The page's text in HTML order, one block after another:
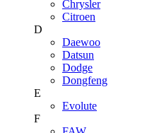
Chrysler
Citroen
D
Daewoo
Datsun
Dodge
Dongfeng
E
Evolute
F